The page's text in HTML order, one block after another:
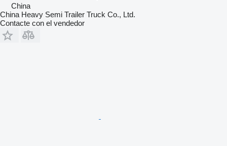
China
China Heavy Semi Trailer Truck Co., Ltd.
Contacte con el vendedor